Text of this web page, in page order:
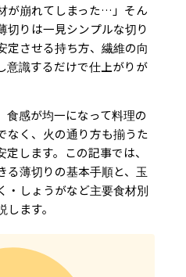
が崩れてしまった…」そん
切りは一見シンプルな切り
定させる持ち方、繊維の向
意識するだけで仕上がりが
食感が均一になって料理の
なく、火の通り方も揃うた
します。この記事では、
る薄切りの基本手順と、玉
・しょうがなど主要食材別
ます。